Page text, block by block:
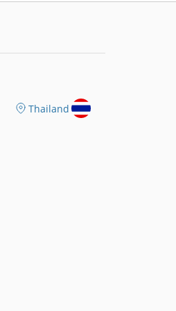
Thailand